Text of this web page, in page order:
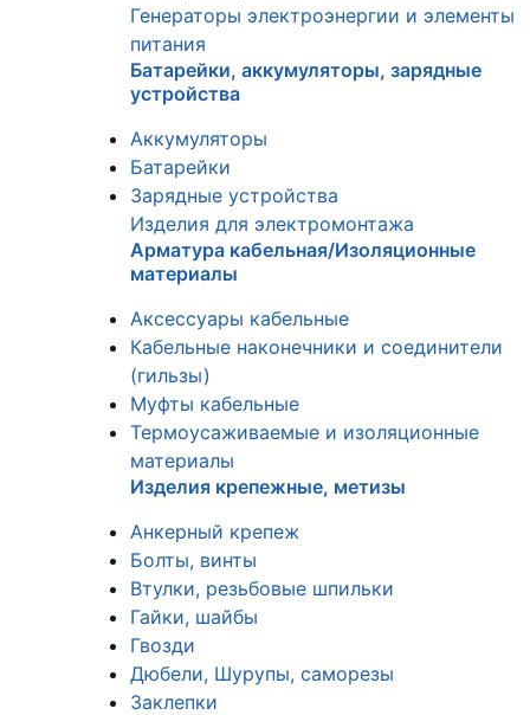
Генераторы электроэнергии и элементы
питания
Батарейки, аккумуляторы, зарядные
устройства
Аккумуляторы
Батарейки
Зарядные устройства
Изделия для электромонтажа
Арматура кабельная/Изоляционные
материалы
Аксессуары кабельные
Кабельные наконечники и соединители
(гильзы)
Муфты кабельные
Термоусаживаемые и изоляционные
материалы
Изделия крепежные, метизы
Анкерный крепеж
Болты, винты
Втулки, резьбовые шпильки
Гайки, шайбы
Гвозди
Дюбели, Шурупы, саморезы
Заклепки